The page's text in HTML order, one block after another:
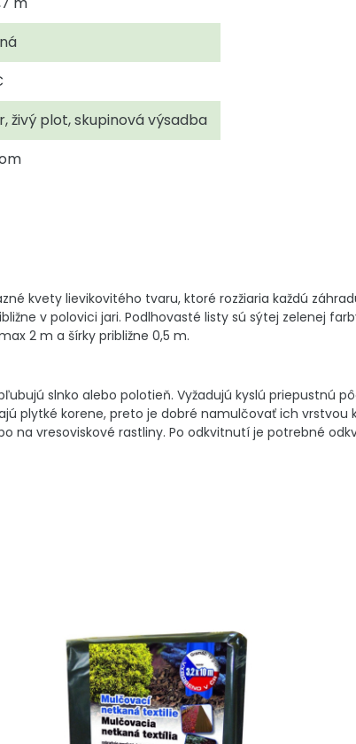
živý plot, skupinová výsadba
kvety lievikovitého tvaru, ktoré rozžiaria každú
v polovici jari. Podlhovasté listy sú sýtej zelenej
2 m a šírky približne 0,5 m.
slnko alebo polotieň. Vyžadujú kyslú priepustnú
plytké korene, preto je dobré namulčovať ich vrstvou
na vresoviskové rastliny. Po odkvitnutí je potrebné